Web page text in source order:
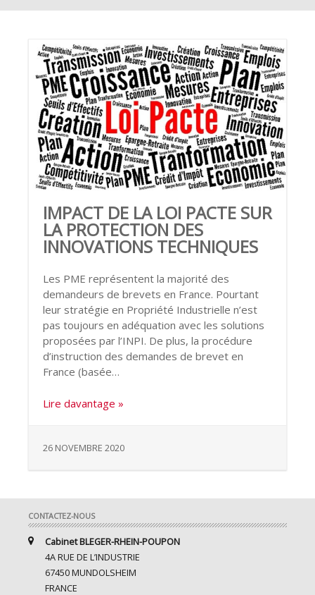
IMPACT DE LA LOI PACTE SUR
LA PROTECTION DES
INNOVATIONS TECHNIQUES
Les PME représentent la majorité des
demandeurs de brevets en France. Pourtant
leur stratégie en Propriété Industrielle n’est
pas toujours en adéquation avec les solutions
proposées par l’INPI. De plus, la procédure
d’instruction des demandes de brevet en
France (basée…
Lire davantage »
26 NOVEMBRE 2020
CONTACTEZ-NOUS
Cabinet BLEGER-RHEIN-POUPON
4A RUE DE L’INDUSTRIE
67450 MUNDOLSHEIM
FRANCE